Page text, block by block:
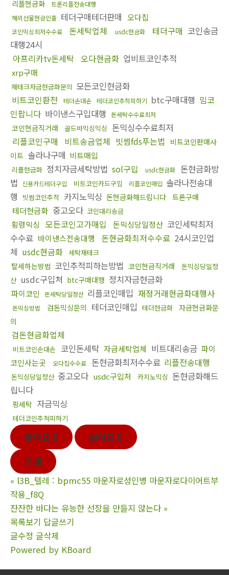
리플현금화
트론리플전송대행
해외선물현금인출 테더구매테더판매 오다집
코인믹싱최저수수료 돈세탁업체 usdc현금화 테더구매 코인송금
대행24시
아프리카tv돈세탁 오다현금화 업비트코인추적
xrp구매
재테크자금현금화문의 모든코인현금화
비트코인환전
테더손대손 테더코인추척피하기 btc구매대행 밈코
인팝니다 바이낸스구입대행 돈세탁수수료최저
코인현금직거래 골드바믹싱믹싱
돈믹싱수수료최저
리플코인구매
비트송금업체 빗썸fds푸는법
비트코인판매사
이트 솔라나구매 비트매입
리플현금화 정치자금세탁방법 sol구입 usdc현금화
돈현금화방
법
신용카드테더구입 비트코인카드구입 리플코인매입 솔라나전송대
행
빗썸코인추적 카지노믹싱 돈현금화해드립니다 트론구매
테더현금화 중고오다 코인대리송금
횡령믹싱 모든코인고가매입 돈믹싱당일정산 코인세탁최저
수수료 바이낸스전송대행 돈현금화최저수수료 24시코인업
체 usdc현금화 세탁재테크
탈세하는방법 코인추적피하는방법 코인현금직거래
돈믹싱당일정
산 usdc구입처 btc구매대행 정치자금현금화
파이코인 돈세탁당일정산 리플코인매입 재정거래현금화대행사
돈믹싱방법 검돈믹싱문의 테더코인매입 테더현금화
자금현금화문
의
검돈현금화업체
비트코인손대손 코인돈세탁 자금세탁업체 비트대리송금 파이
코인사는곳
오다집수수료 돈현금화최저수수료 리플전송대행
돈믹싱당일정산 중고오다 usdc구입처 카지노믹싱 돈현금화해드
립니다
핑세탁 자금믹싱
테더코인추척피하기
좋아요 0 싫어요 0
인쇄
« l3B_텔레 : bpmc55 마운자로성인병 마운자로다이어트부
작용_f8Q
잔잔한 바다는 유능한 선장을 만들지 않는다 »
목록보기 답글쓰기
글수정 글삭제
Powered by KBoard